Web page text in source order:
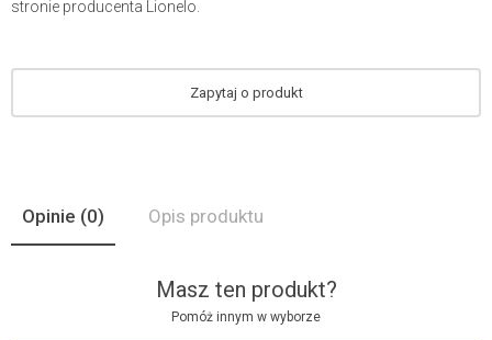
stronie producenta Lionelo.
Zapytaj o produkt
Opinie (0) Opis produktu
Masz ten produkt?
Pomóż innym w wyborze